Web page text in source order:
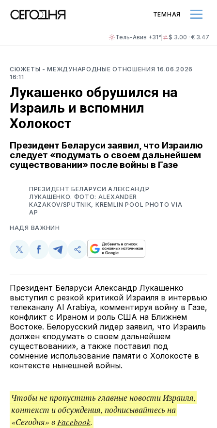
Тель-Авив +31° $ 3.00 · € 3.47
ТЕМНАЯ
СЮЖЕТЫ - МЕЖДУНАРОДНЫЕ ОТНОШЕНИЯ16.06.2026
16:11
Лукашенко обрушился на
Израиль и вспомнил
Холокост
Президент Беларуси заявил, что Израилю
следует «подумать о своем дальнейшем
существовании» после войны в Газе
ПРЕЗИДЕНТ БЕЛАРУСИ АЛЕКСАНДР
ЛУКАШЕНКО. ФОТО: ALEXANDER
KAZAKOV/SPUTNIK, KREMLIN POOL PHOTO VIA
AP
НАДЯ ВАЖНИН
Поделиться
Twitter
Поделиться
Facebook
Поделиться
Telegram
Скопируйте
поделитесь
ссылкой
Президент Беларуси Александр Лукашенко
выступил с резкой критикой Израиля в интервью
телеканалу Al Arabiya, комментируя войну в Газе,
конфликт с Ираном и роль США на Ближнем
Востоке. Белорусский лидер заявил, что Израиль
должен «подумать о своем дальнейшем
существовании», а также поставил под
сомнение использование памяти о Холокосте в
контексте нынешней войны.
Чтобы не пропустить главные новости Израиля,
контекст и обсуждения, подписывайтесь на
«Сегодня» вFacebook.